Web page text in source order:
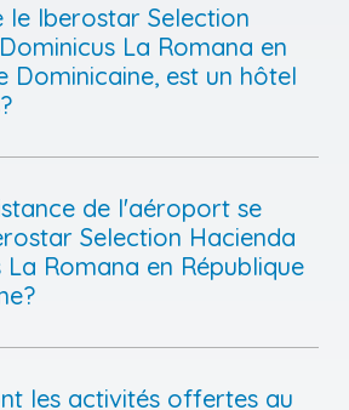
le Iberostar Selection
La Romana en
Dominicaine, est un hôtel
de l'aéroport se
Selection Hacienda
La Romana en République
les activités offertes au